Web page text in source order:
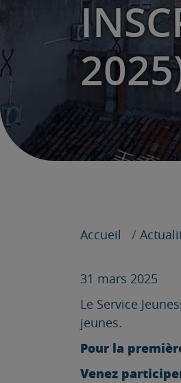
Accueil
31 mars 2025
Le Service
jeunes.
Pour la
Venez